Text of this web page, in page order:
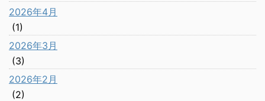
2026年4月
(1)
2026年3月
(3)
2026年2月
(2)